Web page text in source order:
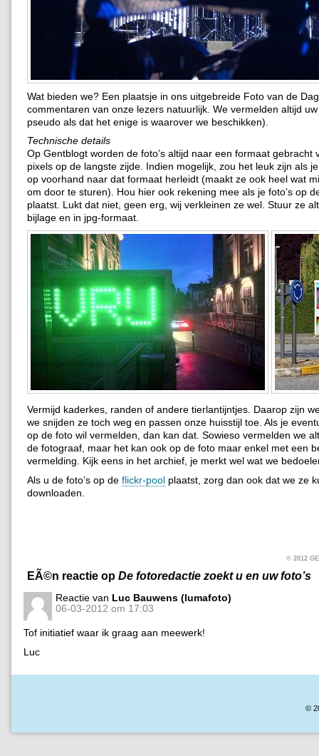
Wat bieden we? Een plaatsje in ons uitgebreide Foto van de
commentaren van onze lezers natuurlijk. We vermelden altijd
pseudo als dat het enige is waarover we beschikken).
Technische details
Op Gentblogt worden de foto’s altijd naar een formaat gebracht
pixels op de langste zijde. Indien mogelijk, zou het leuk zijn als je
op voorhand naar dat formaat herleidt (maakt ze ook heel wat
om door te sturen). Hou hier ook rekening mee als je foto’s op
plaatst. Lukt dat niet, geen erg, wij verkleinen ze wel. Stuur ze
bijlage en in jpg-formaat.
Vermijd kaderkes, randen of andere tierlantijntjes. Daarop zijn
we snijden ze toch weg en passen onze huisstijl toe. Als je
op de foto wil vermelden, dan kan dat. Sowieso vermelden we
de fotograaf, maar het kan ook op de foto maar enkel met een
vermelding. Kijk eens in het archief, je merkt wel wat we
Als u de foto’s op de flickr-pool plaatst, zorg dan ook dat we ze
downloaden.
© 2012
EÃ©n reactie op De fotoredactie zoekt u en uw foto’s
Reactie van Luc Bauwens (lumafoto)
06-03-2012 om 17:03
Tof initiatief waar ik graag aan meewerk!
Luc
©